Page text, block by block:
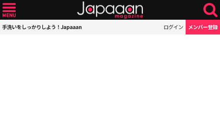
手洗いをしっかりしよう！Japaaan ログイン メンバー登録